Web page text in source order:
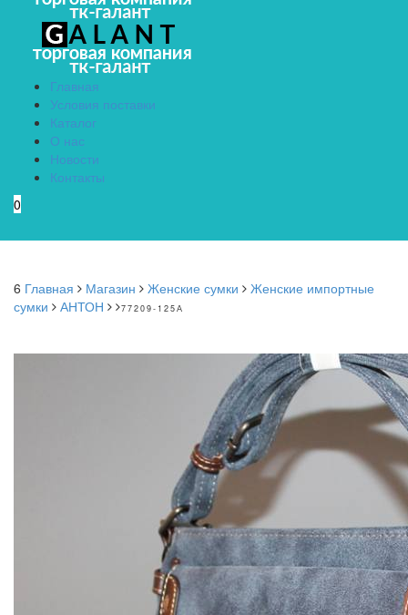
Главная
Условия поставки
Каталог
О нас
Новости
Контакты
0
6 Главная Магазин Женские сумки
Женские импортные
сумки
АНТОН 77209-125А